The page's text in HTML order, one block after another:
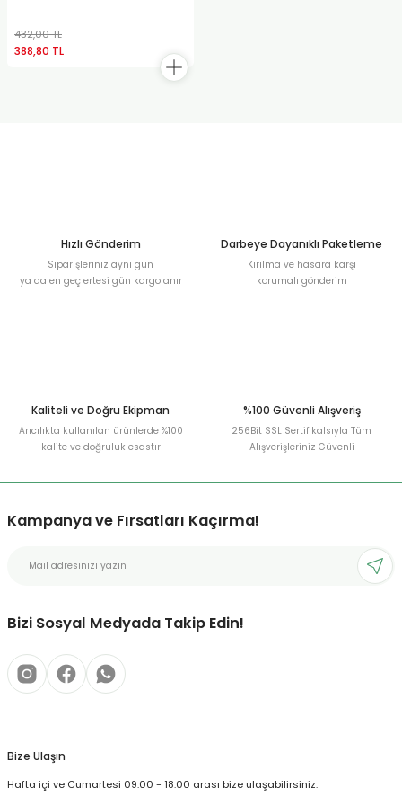
388,80 TL
432,00 TL
Hızlı Gönderim
Siparişleriniz aynı gün
ya da en geç ertesi gün kargolanır
Darbeye Dayanıklı Paketleme
Kırılma ve hasara karşı
korumalı gönderim
Kaliteli ve Doğru Ekipman
Arıcılıkta kullanılan ürünlerde %100
kalite ve doğruluk esastır
%100 Güvenli Alışveriş
256Bit SSL Sertifikalsıyla Tüm
Alışverişleriniz Güvenli
Kampanya ve Fırsatları Kaçırma!
Bizi Sosyal Medyada Takip Edin!
Bize Ulaşın
Hafta içi ve Cumartesi 09:00 - 18:00 arası bize ulaşabilirsiniz.